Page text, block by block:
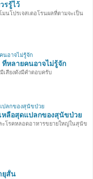
รรู้ไว้
นโปรเจสเตอโรนผลที่ตามจะเป็น
ที่หลายคนอาจไม่รู้จัก
เสียงดังมีคำตอบครับ
หลือสุดแปลกของสุนัขป่วย
โรคหลอดอาหารขยายใหญ่ในสุนัข
ยุสั้น